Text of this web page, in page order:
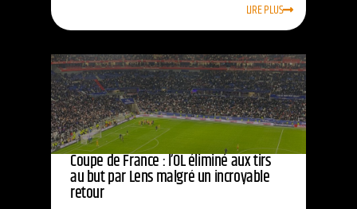
LIRE PLUS
Coupe de France : l’OL éliminé aux tirs
au but par Lens malgré un incroyable
retour